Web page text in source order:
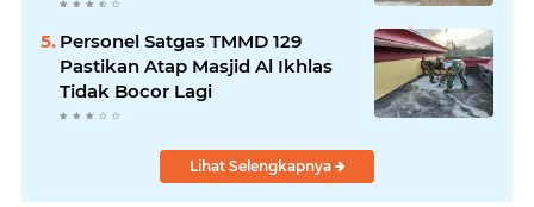
Personel Satgas TMMD 129
Pastikan Atap Masjid Al Ikhlas
Tidak Bocor Lagi
Lihat Selengkapnya